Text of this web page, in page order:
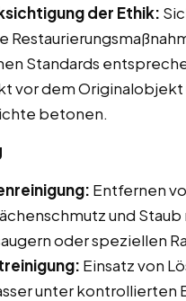
der Ethik:
Standards
vor dem Originalobjekt
betonen.
Entfernen
und Staub
oder speziellen
Einsatz von
unter kontrollierten